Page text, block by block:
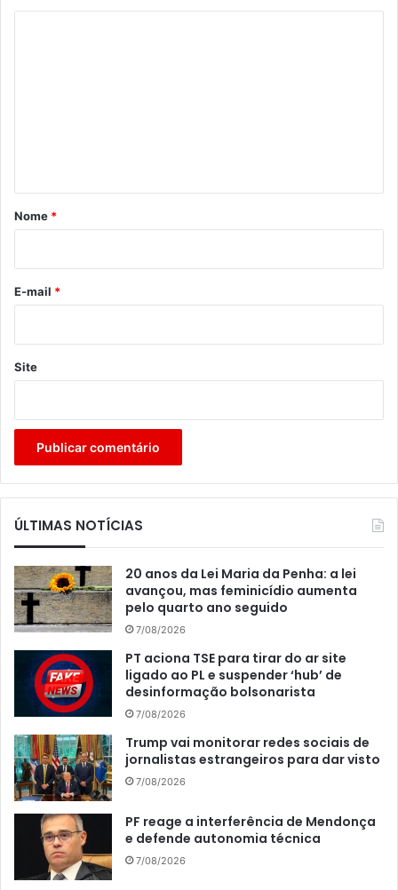
r
*
Nome *
E-mail *
Site
ÚLTIMAS NOTÍCIAS
20 anos da Lei Maria da Penha: a lei
avançou, mas feminicídio aumenta
pelo quarto ano seguido
7/08/2026
PT aciona TSE para tirar do ar site
ligado ao PL e suspender ‘hub’ de
desinformação bolsonarista
7/08/2026
Trump vai monitorar redes sociais de
jornalistas estrangeiros para dar visto
7/08/2026
PF reage a interferência de Mendonça
e defende autonomia técnica
7/08/2026